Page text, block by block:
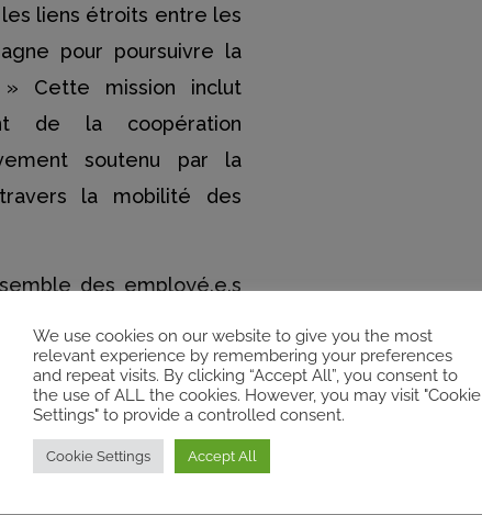
liens étroits entre les
pour poursuivre la
» Cette mission inclut
de la coopération
soutenu par la
la mobilité des
des employé.e.s
de l’administration
de la bibliothèque, des
encore des services
Chacun a ainsi
l’étranger au sein d’une
ou d’une institution
We use cookies on our website to give you the most
relevant experience by remembering your preferences
and repeat visits. By clicking “Accept All”, you consent to
the use of ALL the cookies. However, you may visit "Cookie
Settings" to provide a controlled consent.
Cookie Settings Accept All